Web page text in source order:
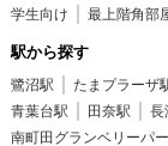
学生向け
最上階角部
駅から探す
鷺沼駅 たまプラーザ
青葉台駅
田奈駅 長
南町田グランベリーパ